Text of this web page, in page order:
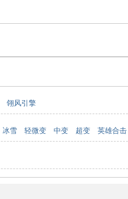
翎风引擎
冰雪 轻微变 中变 超变 英雄合击